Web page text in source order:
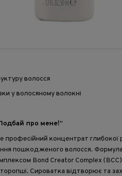
волосся
у волосяному волокні
про мене!”
концентрат глибокої
пошкодженого волосся.
Bond Creator Complex
Сироватка відтворює та